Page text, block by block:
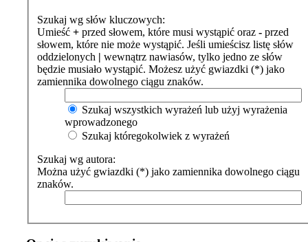
Szukaj wg słów kluczowych:
Umieść + przed słowem, które musi wystąpić oraz - przed
słowem, które nie może wystąpić. Jeśli umieścisz listę słów
oddzielonych | wewnątrz nawiasów, tylko jedno ze słów
będzie musiało wystąpić. Możesz użyć gwiazdki (*) jako
zamiennika dowolnego ciągu znaków.
Szukaj wszystkich wyrażeń lub użyj wyrażenia
wprowadzonego
Szukaj któregokolwiek z wyrażeń
Szukaj wg autora:
Można użyć gwiazdki (*) jako zamiennika dowolnego ciągu
znaków.